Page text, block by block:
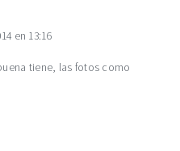
en 13:16
tiene, las fotos como